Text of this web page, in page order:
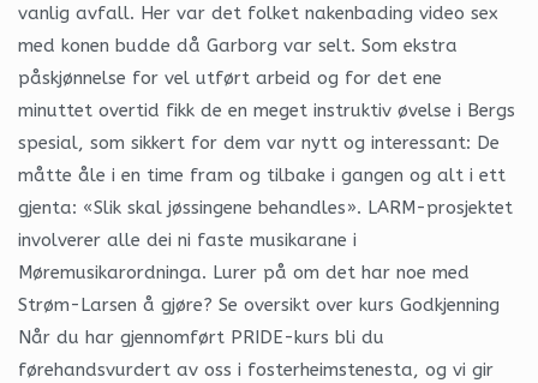
vanlig avfall. Her var det folket nakenbading video sex
med konen budde då Garborg var selt. Som ekstra
påskjønnelse for vel utført arbeid og for det ene
minuttet overtid fikk de en meget instruktiv øvelse i Bergs
spesial, som sikkert for dem var nytt og interessant: De
måtte åle i en time fram og tilbake i gangen og alt i ett
gjenta: «Slik skal jøssingene behandles». LARM-prosjektet
involverer alle dei ni faste musikarane i
Møremusikarordninga. Lurer på om det har noe med
Strøm-Larsen å gjøre? Se oversikt over kurs Godkjenning
Når du har gjennomført PRIDE-kurs bli du
førehandsvurdert av oss i fosterheimstenesta, og vi gir